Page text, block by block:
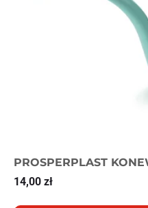
PROSPERPLAST
14,00 zł